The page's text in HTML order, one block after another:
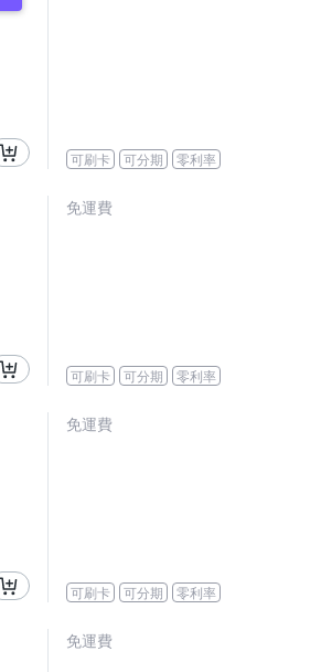
可刷卡 可分期 零利率
免運費
可刷卡 可分期 零利率
免運費
可刷卡 可分期 零利率
免運費